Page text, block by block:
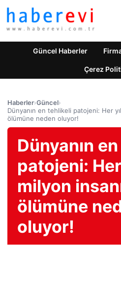
Güncel Haberler
Çerez
Haberler›Güncel›
Dünyanın en tehlikeli patojeni: Her
ölümüne neden oluyor!
Dünyanın
patojeni: Her
milyon
ölümüne
oluyor!